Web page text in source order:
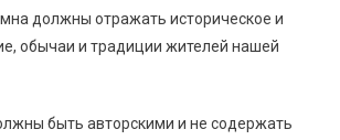
должны отражать историческое и
обычаи и традиции жителей нашей
быть авторскими и не содержать